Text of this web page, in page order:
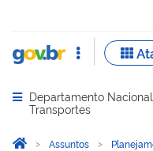
Abrir menu principal
Departamento
Transportes
Você está aqui:
Página Inicial
Assuntos